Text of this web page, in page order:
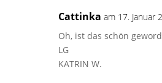
Cattinka am 17. Januar
Oh, ist das schön
LG
KATRIN W.